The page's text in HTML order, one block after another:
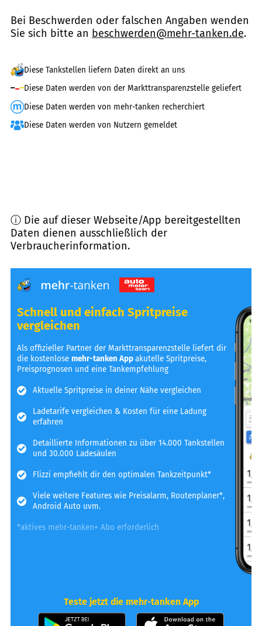
Bei Beschwerden oder falschen Angaben wenden
Sie sich bitte an beschwerden@mehr-tanken.de.
Diese Tankstellen liefern Daten direkt an uns
Diese Daten werden von der Markttransparenzstelle geliefert
Diese Daten werden von mehr-tanken recherchiert
Diese Daten werden von Nutzern gemeldet
ⓘ Die auf dieser Webseite/App bereitgestellten
Daten dienen ausschließlich der
Verbraucherinformation.
Schnell und einfach Spritpreise
vergleichen
Als offizieller Partner der Markttransparenzstelle liefert dir
die kostenlosemehr-tanken Appakutelle Spritpreise,
Preisprognosen und eine Tankempfehlung
Aktuelle Spritpreise in deiner Nähe vergleichen
Ladetarife vergleichen & Kosten für eine Ladung
erfahren
Detaillierte Informationen zu über 14.000 Tankstellen
und 30.000 Ladesäulen
Flizzi empfiehlt dir den optimalen Tankzeitpunkt*
Viele weitere Features wie Preisalarm, Routenplaner*,
Android Auto uvm.
*aktives mehr-tanken+ Abo erforderlich
Teste jetzt die mehr-tanken App